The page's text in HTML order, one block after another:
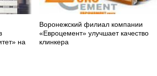
на
Воронежский филиал компании
«Евроцемент» улучшает качество
клинкера